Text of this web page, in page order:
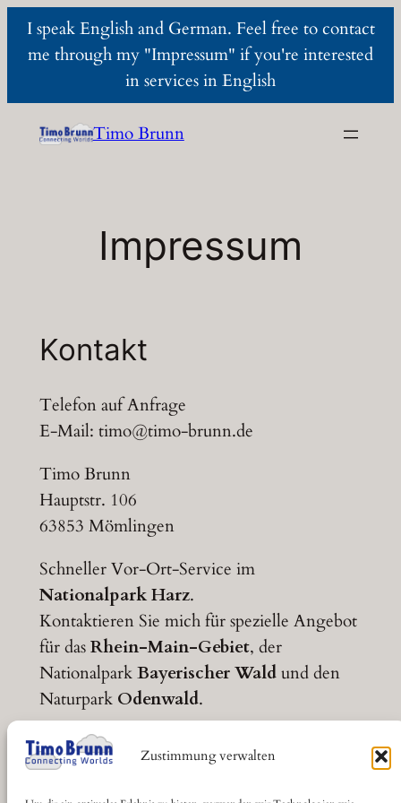
I speak English and German. Feel free to contact
me through my "Impressum" if you're interested
in services in English
Zustimmung verwalten
Inhalt
Timo Brunn
Impressum
Kontakt
Telefon auf Anfrage
E-Mail: timo@timo-brunn.de
Timo Brunn
Hauptstr. 106
63853 Mömlingen
Schneller Vor-Ort-Service im
Nationalpark Harz.
Kontaktieren Sie mich für spezielle Angebot
für dasRhein-Main-Gebiet, der
NationalparkBayerischer Waldund den
Naturpark Odenwald.